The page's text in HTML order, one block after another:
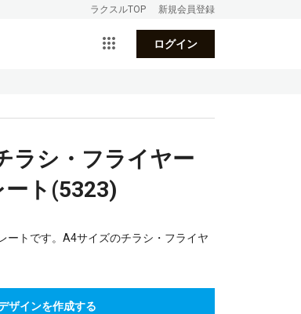
ラクスルTOP 新規会員登録
ログイン
ラシ・フライヤー
ト(5323)
ートです。A4サイズのチラシ・フライヤ
ザインを作成する